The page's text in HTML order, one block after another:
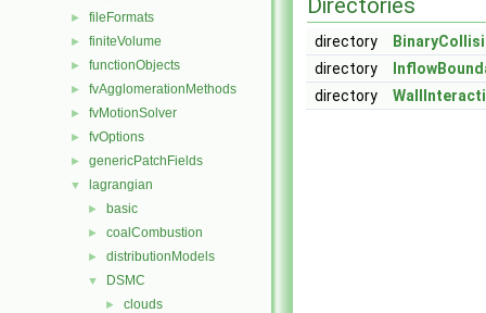
► fileFormats
► finiteVolume
► functionObjects
► fvAgglomerationMethods
► fvMotionSolver
► fvOptions
► genericPatchFields
▼ lagrangian
► basic
► coalCombustion
► distributionModels
▼ DSMC
► clouds
Directories
directory
directory
directory